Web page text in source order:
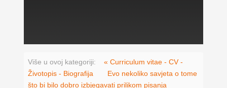
Više u ovoj kategoriji:
« Curriculum vitae - CV -
Životopis - Biografija
Evo nekoliko savjeta o tome
što bi bilo dobro izbjegavati prilikom pisanja